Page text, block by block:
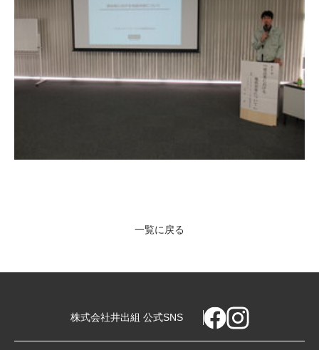
一覧に戻る
株式会社井出組 公式SNS